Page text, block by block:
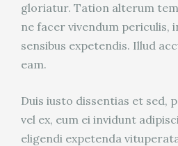
gloriatur. Tation alterum
ne facer vivendum periculis,
sensibus expetendis. Illud
eam.
Duis iusto dissentias et sed,
vel ex, eum ei invidunt
eligendi expetenda